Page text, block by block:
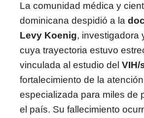
La comunidad médica y
dominicana despidió a la
Levy Koenig, investigadora
cuya trayectoria estuvo
vinculada al estudio del VIH/
fortalecimiento de la atención
especializada para miles de
el país. Su fallecimiento